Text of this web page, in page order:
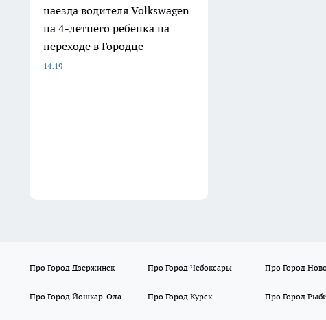
наезда водителя Volkswagen
на 4-летнего ребенка на
переходе в Городце
14:19
Про Город Дзержинск Про Город Чебоксары Про Город
Про Город Йошкар-Ола Про Город Курск Про Город